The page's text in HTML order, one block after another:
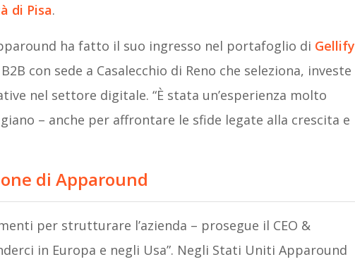
di Pisa.
ha fatto il suo ingresso nel portafoglio di Gellify
con sede a Casalecchio di Reno che seleziona, investe
nel settore digitale. “È stata un’esperienza molto
– anche per affrontare le sfide legate alla crescita e
di Apparound
per strutturare l’azienda – prosegue il CEO &
in Europa e negli Usa”. Negli Stati Uniti Apparound